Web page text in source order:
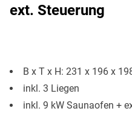
ext. Steuerung
B x T x H: 231 x 196 x
inkl. 3 Liegen
inkl. 9 kW Saunaofen +